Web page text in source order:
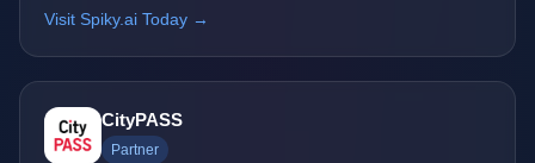
Visit Spiky.ai Today →
CityPASS
Partner